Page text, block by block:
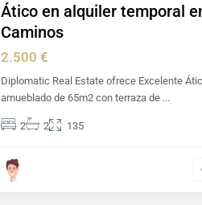
Ático en alquiler temporal
Caminos
2.500 €
Diplomatic Real Estate ofrece Excelente
amueblado de 65m2 con terraza de ...
2 2 135